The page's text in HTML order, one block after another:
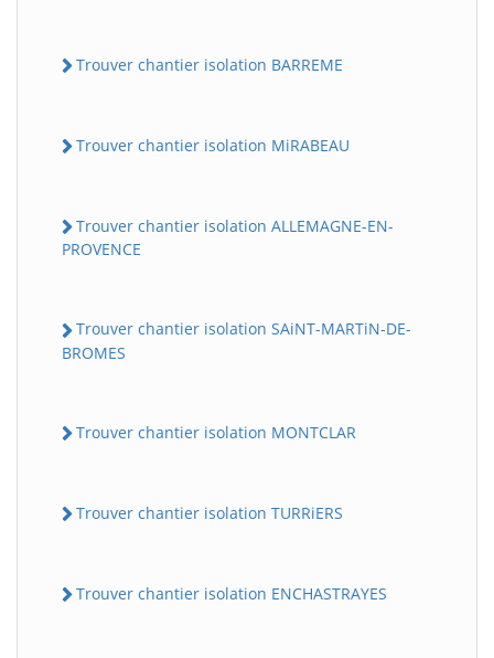
Trouver chantier isolation BARREME
Trouver chantier isolation MiRABEAU
Trouver chantier isolation ALLEMAGNE-EN-
PROVENCE
Trouver chantier isolation SAiNT-MARTiN-DE-
BROMES
Trouver chantier isolation MONTCLAR
Trouver chantier isolation TURRiERS
Trouver chantier isolation ENCHASTRAYES